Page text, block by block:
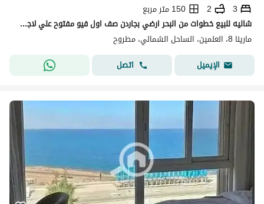
3
2
150 متر مربع
شاليه للبيع خطوات من البحر ارضي بجاردن صف اول فيو مفتوح علي لاجون دقائق من مراسي و الحي اللاتيني الساحل الشمالي Marina8 North Coast
مارينا 8، العلمين، الساحل الشمالي، مطروح
الإيميل
اتصل